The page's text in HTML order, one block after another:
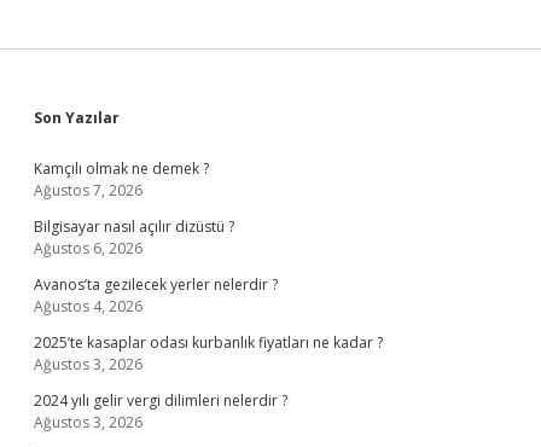
Sidebar
Son Yazılar
Kamçılı olmak ne demek ?
Ağustos 7, 2026
Bilgisayar nasıl açılır dizüstü ?
Ağustos 6, 2026
Avanos’ta gezilecek yerler nelerdir ?
Ağustos 4, 2026
2025’te kasaplar odası kurbanlık fiyatları ne kadar ?
Ağustos 3, 2026
2024 yılı gelir vergi dilimleri nelerdir ?
Ağustos 3, 2026